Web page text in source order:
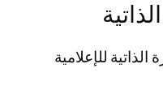
للإعلامية